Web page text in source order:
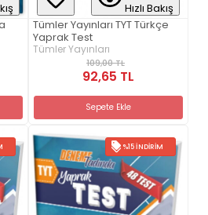
Hızlı Bakış
Tümler Yayınları TYT Türkçe
Yaprak Test
Tümler Yayınları
109,00 TL
92,65 TL
Sepete Ekle
%15 İNDIRIM